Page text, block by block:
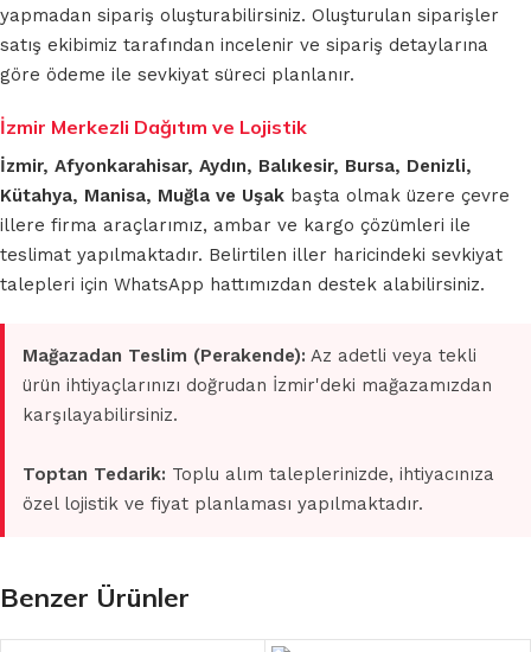
yapmadan sipariş oluşturabilirsiniz. Oluşturulan siparişler
satış ekibimiz tarafından incelenir ve sipariş detaylarına
göre ödeme ile sevkiyat süreci planlanır.
İzmir Merkezli Dağıtım ve Lojistik
İzmir, Afyonkarahisar, Aydın, Balıkesir, Bursa, Denizli,
Kütahya, Manisa, Muğla ve Uşak başta olmak üzere çevre
illere firma araçlarımız, ambar ve kargo çözümleri ile
teslimat yapılmaktadır. Belirtilen iller haricindeki sevkiyat
talepleri için WhatsApp hattımızdan destek alabilirsiniz.
Mağazadan Teslim (Perakende): Az adetli veya tekli
ürün ihtiyaçlarınızı doğrudan İzmir'deki mağazamızdan
karşılayabilirsiniz.
Toptan Tedarik: Toplu alım taleplerinizde, ihtiyacınıza
özel lojistik ve fiyat planlaması yapılmaktadır.
Benzer Ürünler